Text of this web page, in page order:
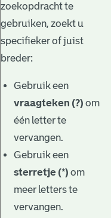
zoekopdracht te
gebruiken, zoekt u
specifieker of juist
breder:
Gebruik een
vraagteken (?) om
één letter te
vervangen.
Gebruik een
sterretje (*) om
meer letters te
vervangen.